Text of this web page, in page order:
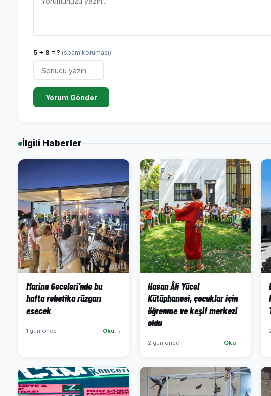
5 + 8 = ? (spam koruması)
Yorum Gönder
İlgili Haberler
Marina Geceleri’nde bu
hafta rebetika rüzgarı
esecek
1 gün önce Oku →
Hasan Âli Yücel
Kütüphanesi, çocuklar için
öğrenme ve keşif merkezi
oldu
2 gün önce Oku →